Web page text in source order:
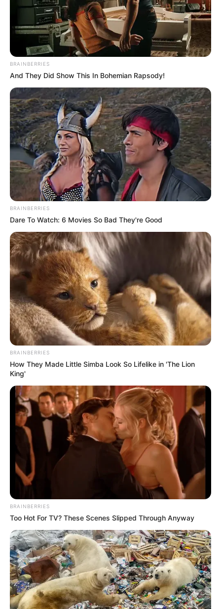
BRAINBERRIES
And They Did Show This In Bohemian Rapsody!
BRAINBERRIES
Dare To Watch: 6 Movies So Bad They're Good
BRAINBERRIES
How They Made Little Simba Look So Lifelike in 'The Lion
King'
BRAINBERRIES
Too Hot For TV? These Scenes Slipped Through Anyway